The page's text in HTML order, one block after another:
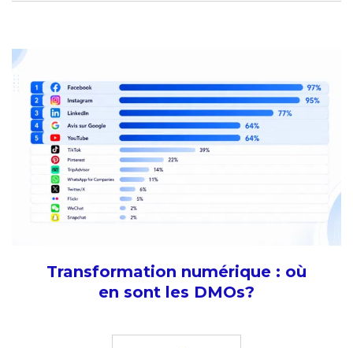
Transformation numérique : où
en sont les DMOs?